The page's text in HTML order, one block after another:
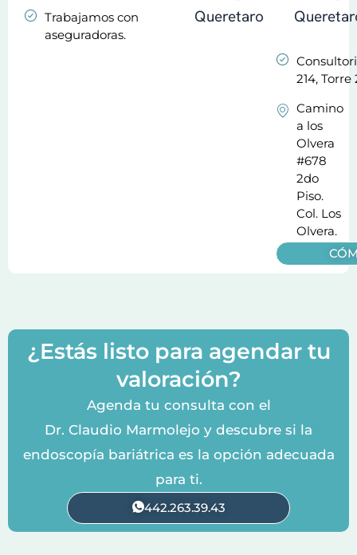
Trabajamos con
aseguradoras.
214, Torre
Camino
a los
Olvera
#678
2do
Piso.
Col. Los
Olvera.
¿Estás listo para agendar tu
valoración?
Agenda tu consulta con el
Dr. Claudio Marmolejo y descubre si la
endoscopía bariátrica es la opción adecuada
para ti.
442.263.39.43